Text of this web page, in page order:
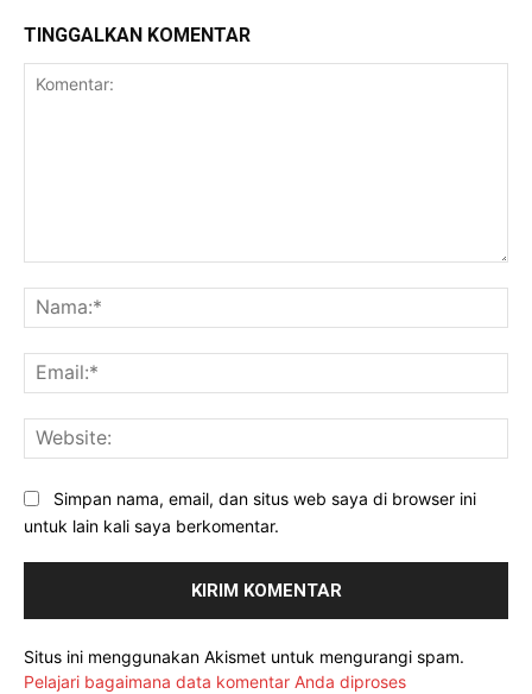
TINGGALKAN KOMENTAR
Simpan nama, email, dan situs web saya di browser ini
untuk lain kali saya berkomentar.
Situs ini menggunakan Akismet untuk mengurangi spam.
Pelajari bagaimana data komentar Anda diproses